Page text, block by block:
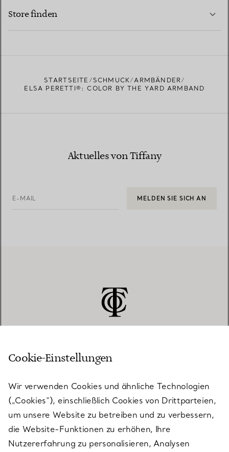
Store finden
STARTSEITE SCHMUCK
ARMBÄNDER
ELSA PERETTI®: COLOR BY THE YARD ARMBAND
Aktuelles von Tiffany
E-MAIL MELDEN SIE SICH AN
KUNDENSERVICE
SERVICES
ÜBER TIFFANY & CO.
Cookie-Einstellungen
Wir verwenden Cookies und ähnliche Technologien
(„Cookies“), einschließlich Cookies von Drittparteien,
um unsere Website zu betreiben und zu verbessern,
die Website-Funktionen zu erhöhen, Ihre
Nutzererfahrung zu personalisieren, Analysen